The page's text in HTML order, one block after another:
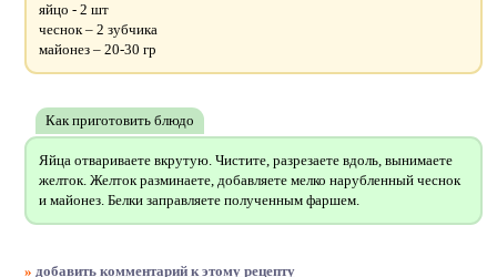
яйцо - 2 шт
чеснок – 2 зубчика
майонез – 20-30 гр
Как приготовить блюдо
Яйца отвариваете вкрутую. Чистите, разрезаете вдоль, вынимаете
желток. Желток разминаете, добавляете мелко нарубленный чеснок
и майонез. Белки заправляете полученным фаршем.
» добавить комментарий к этому рецепту